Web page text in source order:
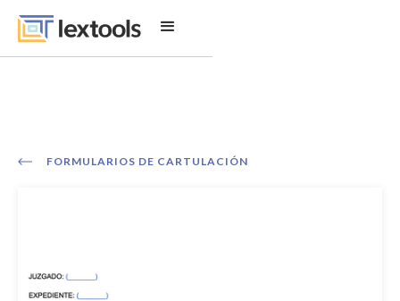
FORMULARIOS DE CARTULACIÓN